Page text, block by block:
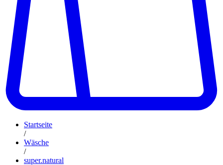
Startseite
/
Wäsche
/
super.natural